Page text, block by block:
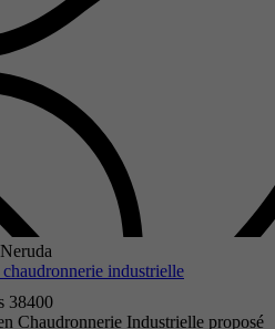
industrielle
38400
Chaudronnerie Industrielle proposé